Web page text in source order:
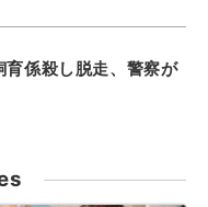
育係殺し脱走、警察が